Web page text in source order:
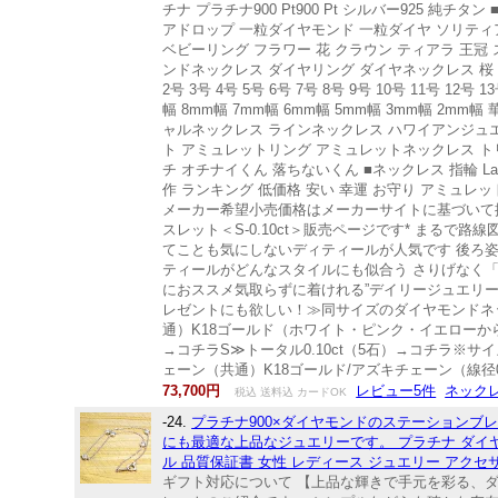
チナ プラチナ900 Pt900 Pt シルバー925 純チタン
アドロップ 一粒ダイヤモンド 一粒ダイヤ ソリテ
ベビーリング フラワー 花 クラウン ティアラ 王
ンドネックレス ダイヤリング ダイヤネックレス
2号 3号 4号 5号 6号 7号 8号 9号 10号 11号 12号
幅 8mm幅 7mm幅 6mm幅 5mm幅 3mm幅 2mm幅
ャルネックレス ラインネックレス ハワイアンジ
ト アミュレットリング アミュレットネックレス
チ オチナイくん 落ちないくん ■ネックレス 指輪
作 ランキング 低価格 安い 幸運 お守り アミュレ
メーカー希望小売価格はメーカーサイトに基づい
スレット＜S-0.10ct＞販売ページです* まるで路
てことも気にしないディティールが人気です 後ろ
ティールがどんなスタイルにも似合う さりげなく
におススメ気取らずに着けれる”デイリージュエリ
レゼントにも欲しい！≫同サイズのダイヤモンド
通）K18ゴールド（ホワイト・ピンク・イエロー
→コチラS≫トータル0.10ct（5石）→コチラ※サイ
ェーン（共通）K18ゴールド/アズキチェーン（線
73,700円
税込 送料込 カードOK レビュー5件 ネック
-24. プラチナ900×ダイヤモンドのステーションブ
にも最適な上品なジュエリーです。 プラチナ ダ
ル 品質保証書 女性 レディース ジュエリー アク
ギフト対応について 【上品な輝きで手元を彩る、